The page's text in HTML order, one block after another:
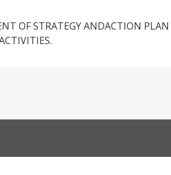
OF STRATEGY ANDACTION PLAN